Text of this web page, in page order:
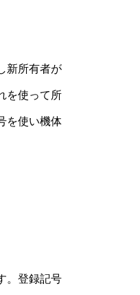
新所有者が
を使って所
を使い機体
。登録記号